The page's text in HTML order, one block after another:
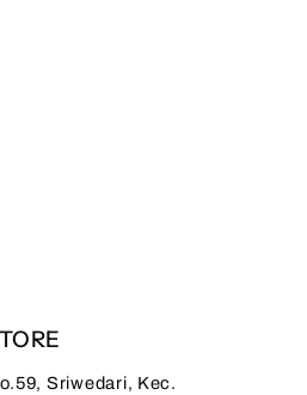
Sriwedari, Kec.